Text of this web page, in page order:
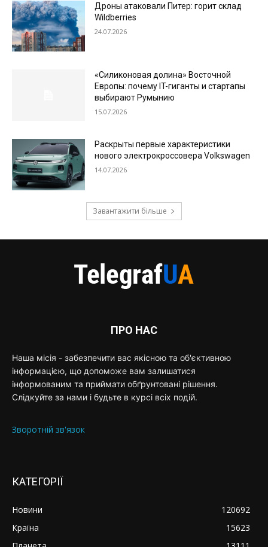
Дроны атаковали Питер: горит склад
Wildberries
24.07.2026
«Силиконовая долина» Восточной
Европы: почему IT-гиганты и стартапы
выбирают Румынию
15.07.2026
Раскрыты первые характеристики
нового электрокроссовера Volkswagen
14.07.2026
Завантажити більше
ПРО НАС
Наша місія - забезпечити вас якісною та об'єктивною
інформацією, що допоможе вам залишатися
інформованим та приймати обґрунтовані рішення.
Слідкуйте за нами і будьте в курсі всіх подій.
Зворотній зв'язок
КАТЕГОРІЇ
Новини
120692
Країна
15623